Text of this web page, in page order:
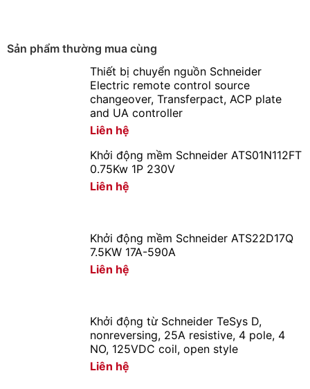
Giúp giảm chi phí hóa đơn tiền điện.
Tuổi thọ cao 15000 giờ, độ tin cậy cao, không hạn chế
Cao gấp 15 lần so với bóng đèn sợi đốt
Cao gấp 2-3 lần so với đèn copmact
Đèn LED có dải điện áp rộng (170 – 250V) ánh sáng và
công suất không thay đổi khi điện áp lưới thay đổi.
nhiễu của các thiết bị điện tử khác
Hệ số trả màu (CRI > 80)
Sản phẩm thường mua cùng
Thiết bị chuyển nguồn Schneider
Electric remote control source
changeover, Transferpact, ACP plate
and UA controller
Liên hệ
Khởi động mềm Schneider ATS01N112FT
0.75Kw 1P 230V
Liên hệ
Khởi động mềm Schneider ATS22D17Q
7.5KW 17A-590A
Liên hệ
Khởi động từ Schneider TeSys D,
nonreversing, 25A resistive, 4 pole, 4
NO, 125VDC coil, open style
Liên hệ